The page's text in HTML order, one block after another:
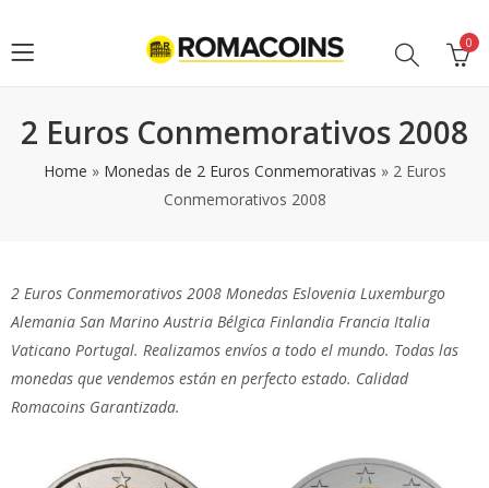
0
2 Euros Conmemorativos 2008
Home » Monedas de 2 Euros Conmemorativas » 2 Euros
Conmemorativos 2008
2 Euros Conmemorativos 2008 Monedas Eslovenia Luxemburgo
Alemania San Marino Austria Bélgica Finlandia Francia Italia
Vaticano Portugal. Realizamos envíos a todo el mundo. Todas las
monedas que vendemos están en perfecto estado. Calidad
Romacoins Garantizada.